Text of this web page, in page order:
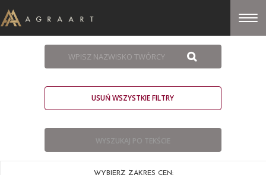
USUŃ WSZYSTKIE FILTRY
WYBIERZ ZAKRES CEN: